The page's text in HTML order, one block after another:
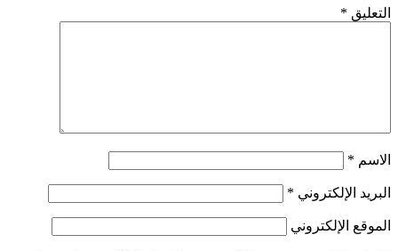
التعليق *
الاسم *
البريد الإلكتروني *
الموقع الإلكتروني